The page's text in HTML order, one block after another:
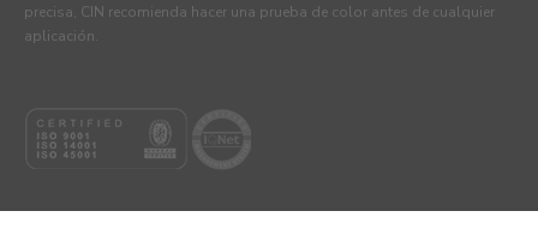
precisa, CIN recomienda hacer una prueba de color antes de cualquier
aplicación.